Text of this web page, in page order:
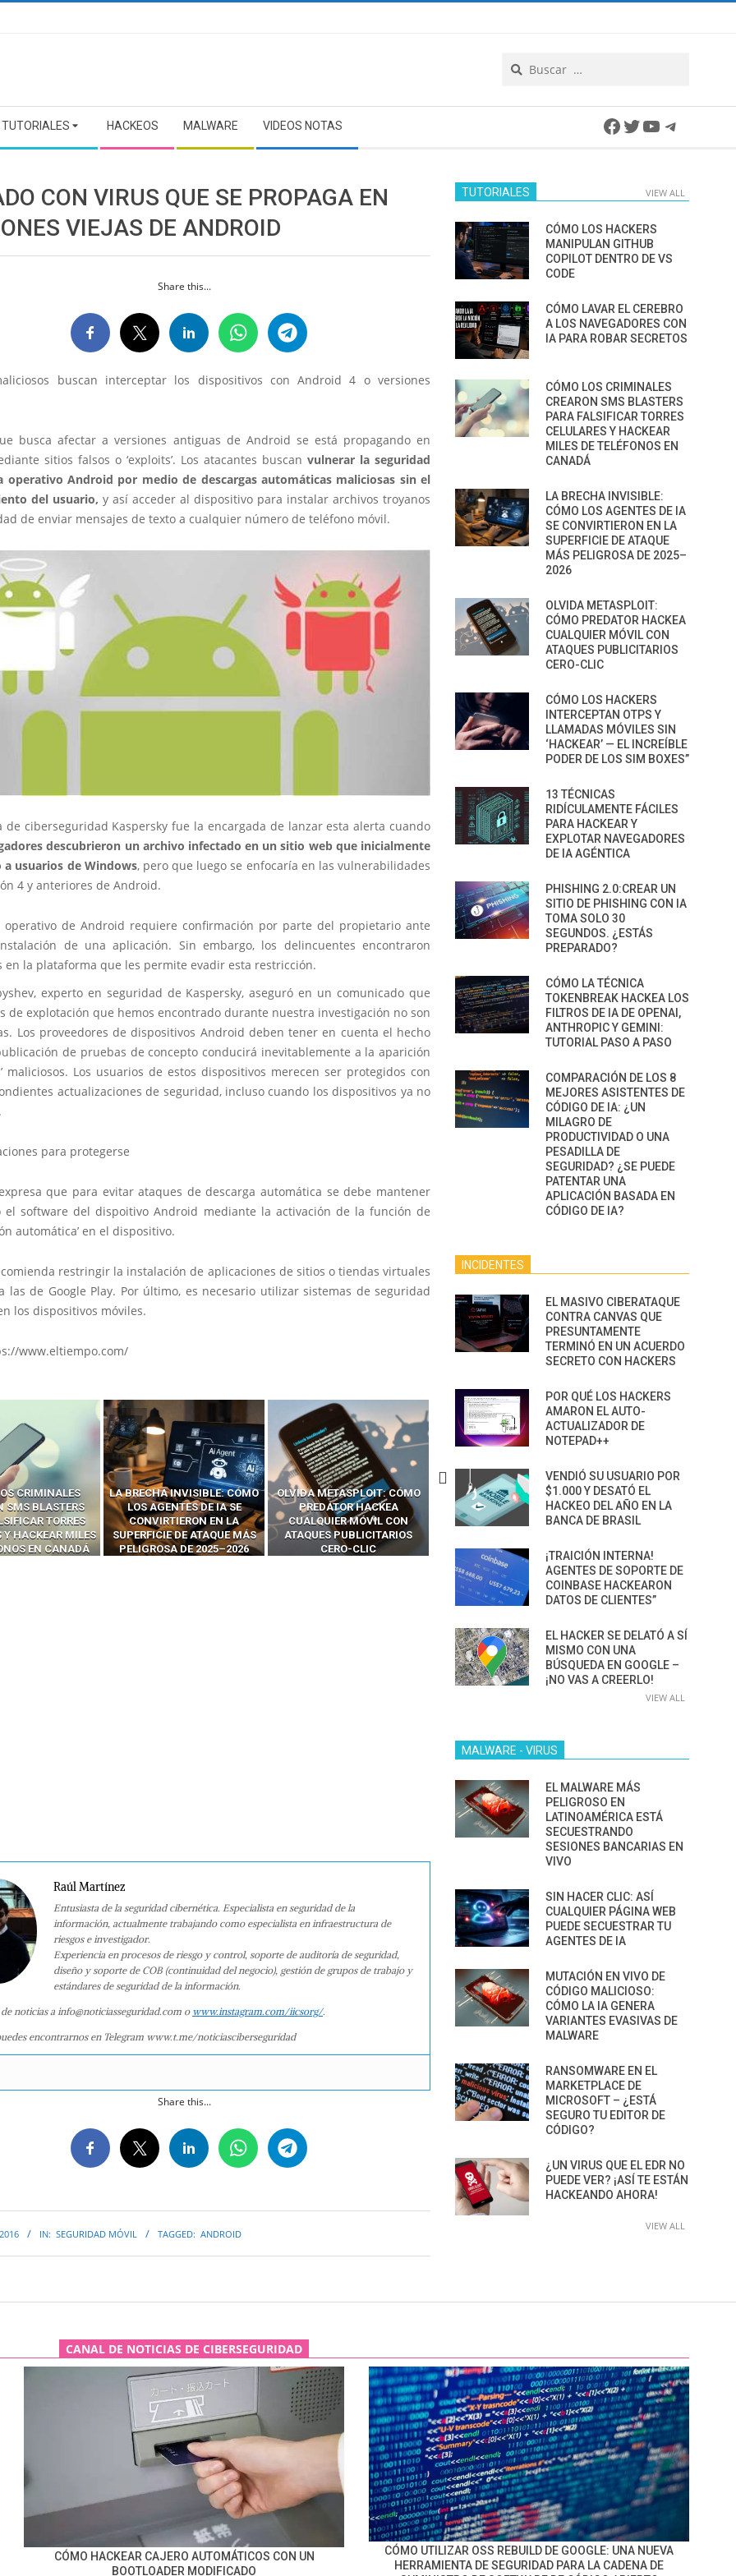
TUTORIALES HACKEOS MALWARE VIDEOS NOTAS Facebook
Twitter
YouTube
CON VIRUS QUE SE PROPAGA EN
VIEJAS DE ANDROID
Share this...
buscan interceptar los dispositivos con Android 4 o versiones
busca afectar a versiones antiguas de Android se está propagando en
sitios falsos o ‘exploits’. Los atacantes buscan vulnerar la seguridad
operativo Android por medio de descargas automáticas maliciosas sin el
del usuario, y así acceder al dispositivo para instalar archivos troyanos
de enviar mensajes de texto a cualquier número de teléfono móvil.
de ciberseguridad Kaspersky fue la encargada de lanzar esta alerta cuando
descubrieron un archivo infectado en un sitio web que inicialmente
a usuarios de Windows, pero que luego se enfocaría en las vulnerabilidades
4 y anteriores de Android.
operativo de Android requiere confirmación por parte del propietario ante
de una aplicación. Sin embargo, los delincuentes encontraron
en la plataforma que les permite evadir esta restricción.
experto en seguridad de Kaspersky, aseguró en un comunicado que
de explotación que hemos encontrado durante nuestra investigación no son
Los proveedores de dispositivos Android deben tener en cuenta el hecho
de pruebas de concepto conducirá inevitablemente a la aparición
maliciosos. Los usuarios de estos dispositivos merecen ser protegidos con
actualizaciones de seguridad, incluso cuando los dispositivos ya no
para protegerse
que para evitar ataques de descarga automática se debe mantener
el software del dispoitivo Android mediante la activación de la función de
automática’ en el dispositivo.
restringir la instalación de aplicaciones de sitios o tiendas virtuales
las de Google Play. Por último, es necesario utilizar sistemas de seguridad
los dispositivos móviles.
www.eltiempo.com/
CRIMINALES
SMS BLASTERS
TORRES
Y HACKEAR MILES
EN CANADÁ
LA BRECHA INVISIBLE: CÓMO
LOS AGENTES DE IA SE
CONVIRTIERON EN LA
SUPERFICIE DE ATAQUE MÁS
PELIGROSA DE 2025–2026
OLVIDA METASPLOIT: CÓMO
PREDATOR HACKEA
CUALQUIER MÓVIL CON
ATAQUES PUBLICITARIOS
CERO-CLIC
CÓMO LOS HACKERS
INTERCEPTAN OTPS Y
LLAMADAS MÓVILES SIN
PODER DE LOS SIM BOXES”
13 TÉCNICAS
RIDÍCULAMENTE
PARA HACKEAR Y
AGÉNTICA
Raúl Martínez
Entusiasta de la seguridad cibernética. Especialista en seguridad de la
información, actualmente trabajando como especialista en infraestructura de
riesgos e investigador.
Experiencia en procesos de riesgo y control, soporte de auditoría de seguridad,
diseño y soporte de COB (continuidad del negocio), gestión de grupos de trabajo y
estándares de seguridad de la información.
noticias a info@noticiasseguridad.com o www.instagram.com/iicsorg/.
encontrarnos en Telegram www.t.me/noticiasciberseguridad
Share this...
IN: SEGURIDAD MÓVIL TAGGED: ANDROID
TUTORIALES VIEW ALL
CÓMO LOS HACKERS
MANIPULAN GITHUB
COPILOT DENTRO DE VS
CODE
CÓMO LAVAR EL CEREBRO
A LOS NAVEGADORES CON
IA PARA ROBAR SECRETOS
CÓMO LOS CRIMINALES
CREARON SMS BLASTERS
PARA FALSIFICAR TORRES
CELULARES Y HACKEAR
MILES DE TELÉFONOS EN
CANADÁ
LA BRECHA INVISIBLE:
CÓMO LOS AGENTES DE IA
SE CONVIRTIERON EN LA
SUPERFICIE DE ATAQUE
MÁS PELIGROSA DE 2025–
2026
OLVIDA METASPLOIT:
CÓMO PREDATOR HACKEA
CUALQUIER MÓVIL CON
ATAQUES PUBLICITARIOS
CERO-CLIC
CÓMO LOS HACKERS
INTERCEPTAN OTPS Y
LLAMADAS MÓVILES SIN
‘HACKEAR’ — EL INCREÍBLE
PODER DE LOS SIM BOXES”
13 TÉCNICAS
RIDÍCULAMENTE FÁCILES
PARA HACKEAR Y
EXPLOTAR NAVEGADORES
DE IA AGÉNTICA
PHISHING 2.0:CREAR UN
SITIO DE PHISHING CON IA
TOMA SOLO 30
SEGUNDOS. ¿ESTÁS
PREPARADO?
CÓMO LA TÉCNICA
TOKENBREAK HACKEA LOS
FILTROS DE IA DE OPENAI,
ANTHROPIC Y GEMINI:
TUTORIAL PASO A PASO
COMPARACIÓN DE LOS 8
MEJORES ASISTENTES DE
CÓDIGO DE IA: ¿UN
MILAGRO DE
PRODUCTIVIDAD O UNA
PESADILLA DE
SEGURIDAD? ¿SE PUEDE
PATENTAR UNA
APLICACIÓN BASADA EN
CÓDIGO DE IA?
INCIDENTES
EL MASIVO CIBERATAQUE
CONTRA CANVAS QUE
PRESUNTAMENTE
TERMINÓ EN UN ACUERDO
SECRETO CON HACKERS
POR QUÉ LOS HACKERS
AMARON EL AUTO-
ACTUALIZADOR DE
NOTEPAD++
VENDIÓ SU USUARIO POR
$1.000 Y DESATÓ EL
HACKEO DEL AÑO EN LA
BANCA DE BRASIL
¡TRAICIÓN INTERNA!
AGENTES DE SOPORTE DE
COINBASE HACKEARON
DATOS DE CLIENTES”
EL HACKER SE DELATÓ A SÍ
MISMO CON UNA
BÚSQUEDA EN GOOGLE –
¡NO VAS A CREERLO!
VIEW ALL
MALWARE - VIRUS
EL MALWARE MÁS
PELIGROSO EN
LATINOAMÉRICA ESTÁ
SECUESTRANDO
SESIONES BANCARIAS EN
VIVO
SIN HACER CLIC: ASÍ
CUALQUIER PÁGINA WEB
PUEDE SECUESTRAR TU
AGENTES DE IA
MUTACIÓN EN VIVO DE
CÓDIGO MALICIOSO:
CÓMO LA IA GENERA
VARIANTES EVASIVAS DE
MALWARE
RANSOMWARE EN EL
MARKETPLACE DE
MICROSOFT – ¿ESTÁ
SEGURO TU EDITOR DE
CÓDIGO?
¿UN VIRUS QUE EL EDR NO
PUEDE VER? ¡ASÍ TE ESTÁN
HACKEANDO AHORA!
VIEW ALL
CANAL DE NOTICIAS DE CIBERSEGURIDAD
CÓMO HACKEAR CAJERO AUTOMÁTICOS CON UN
BOOTLOADER MODIFICADO
CÓMO UTILIZAR OSS REBUILD DE GOOGLE: UNA NUEVA
HERRAMIENTA DE SEGURIDAD PARA LA CADENA DE